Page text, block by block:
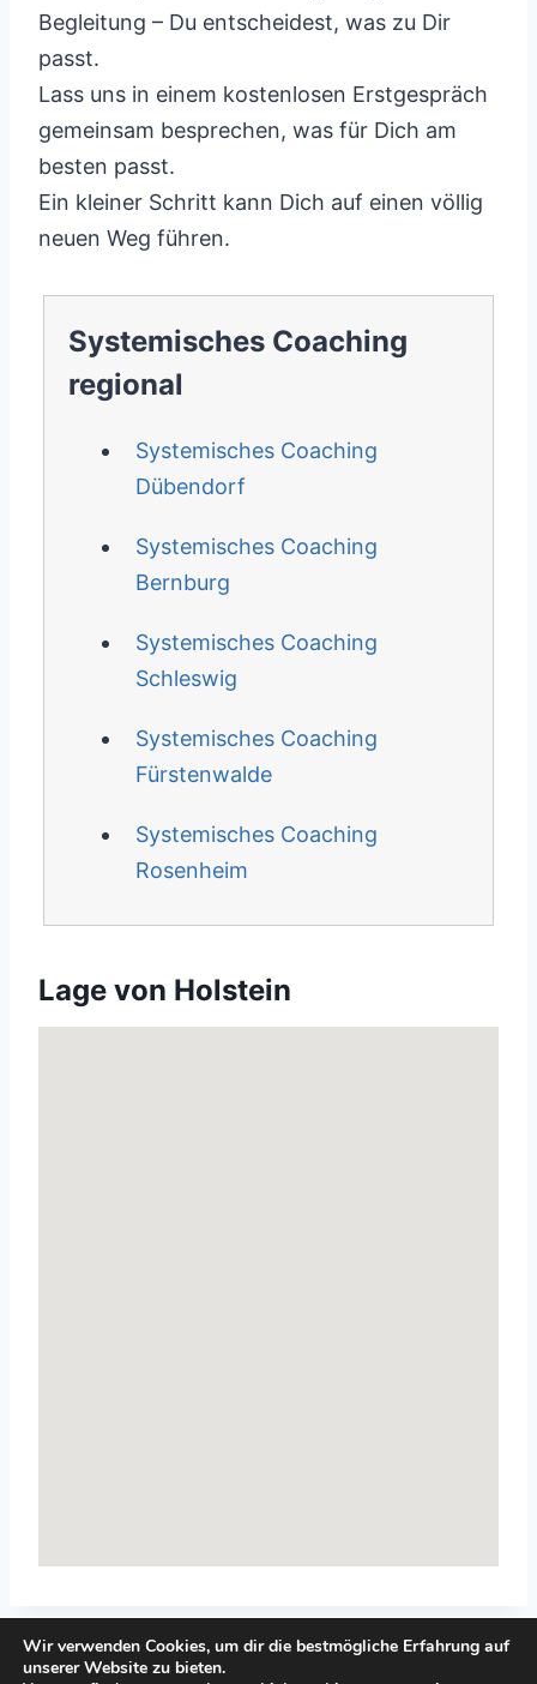
Begleitung – Du entscheidest, was zu Dir
passt.
Lass uns in einem kostenlosen Erstgespräch
gemeinsam besprechen, was für Dich am
besten passt.
Ein kleiner Schritt kann Dich auf einen völlig
neuen Weg führen.
Systemisches Coaching
regional
Systemisches Coaching
Dübendorf
Systemisches Coaching
Bernburg
Systemisches Coaching
Schleswig
Systemisches Coaching
Fürstenwalde
Systemisches Coaching
Rosenheim
Lage von Holstein
Wir verwenden Cookies, um dir die bestmögliche Erfahrung auf
unserer Website zu bieten.